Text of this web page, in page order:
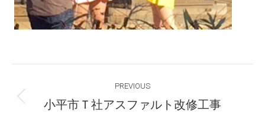
navigation
PREVIOUS
Previous
小平市Ｔ社アスファルト改修工事